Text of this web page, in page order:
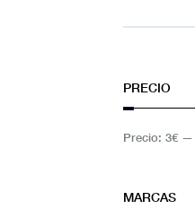
PRECIO
Precio: 3€ —
MARCAS